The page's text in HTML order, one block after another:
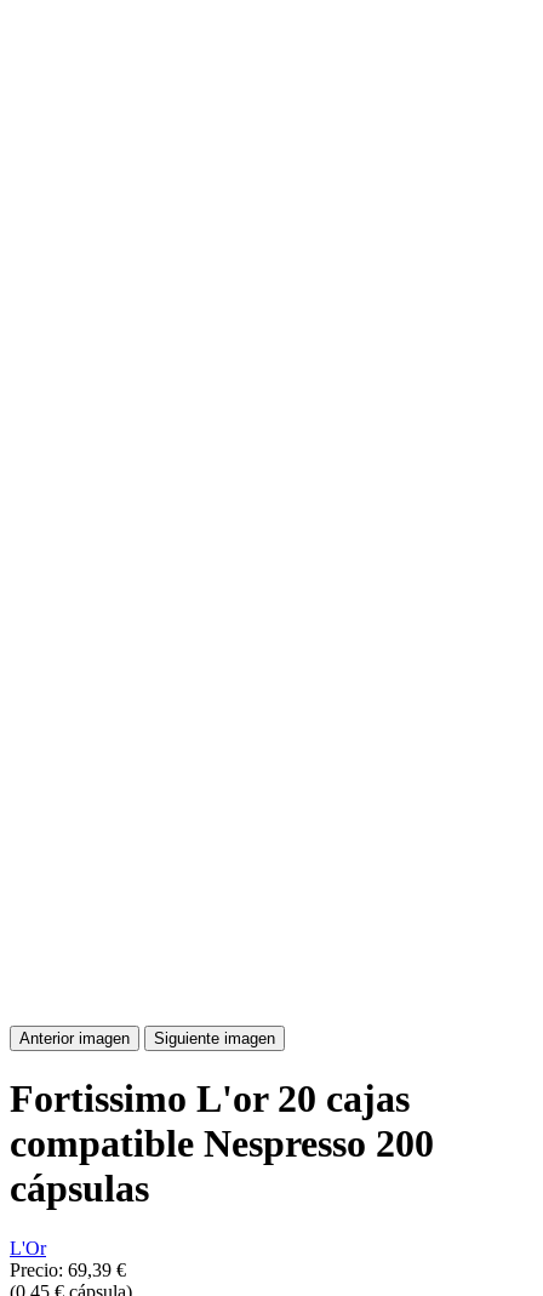
Anterior imagen Siguiente imagen
Fortissimo L'or 20 cajas
compatible Nespresso 200
cápsulas
L'Or
Precio: 69,39 €
(0,45 € cápsula)